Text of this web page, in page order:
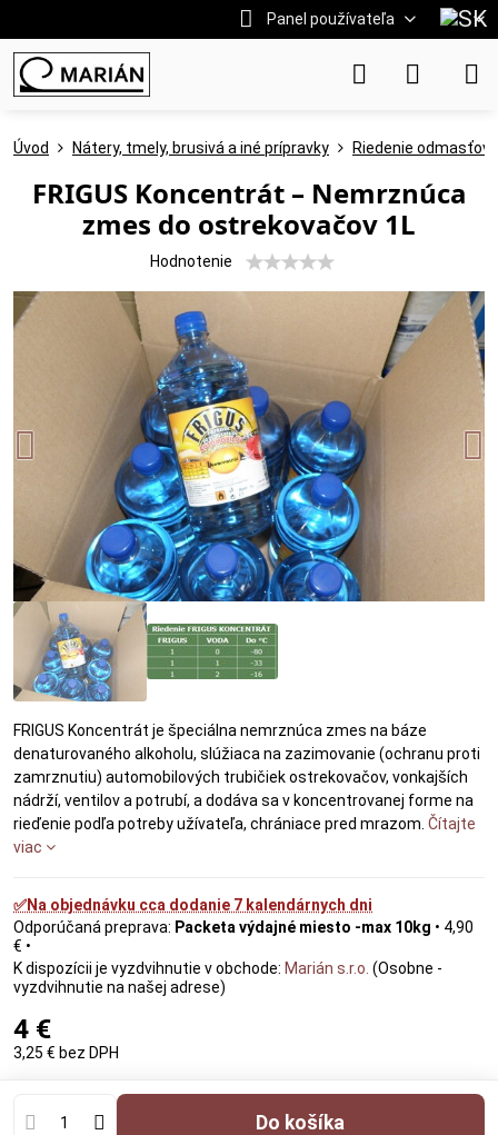
Panel používateľa
Úvod Nátery, tmely, brusivá a iné prípravky Riedenie
FRIGUS Koncentrát – Nemrznúca
zmes do ostrekovačov 1L
Hodnotenie
FRIGUS Koncentrát je špeciálna nemrznúca zmes na báze
denaturovaného alkoholu, slúžiaca na zazimovanie (ochranu proti
zamrznutiu) automobilových trubičiek ostrekovačov, vonkajších
nádrží, ventilov a potrubí, a dodáva sa v koncentrovanej forme na
rieďenie podľa potreby užívateľa, chrániace pred mrazom. Čítajte
viac
✅Na objednávku cca dodanie 7 kalendárnych dni
Packeta výdajné miesto -max 10kg • 4,90
€ •
Marián s.r.o. (Osobne -
vyzdvihnutie na našej adrese)
4 €
3,25 € bez DPH
Do košíka